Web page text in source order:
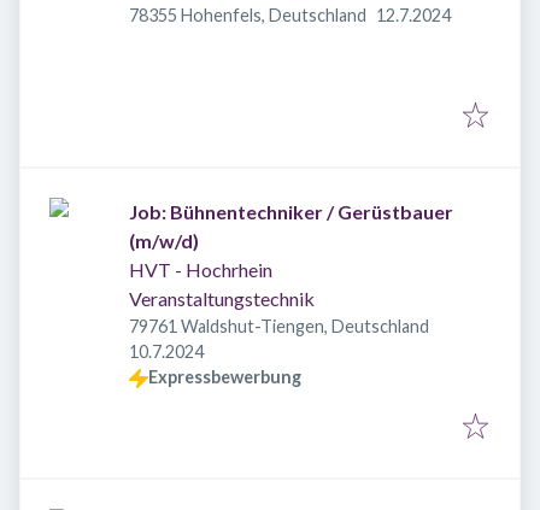
78355 Hohenfels, Deutschland Veröffentlicht
12.7.2024
Job: Bühnentechniker / Gerüstbauer
(m/w/d)
HVT - Hochrhein
Veranstaltungstechnik
79761 Waldshut-Tiengen, Deutschland
Veröffentlicht
10.7.2024
Expressbewerbung